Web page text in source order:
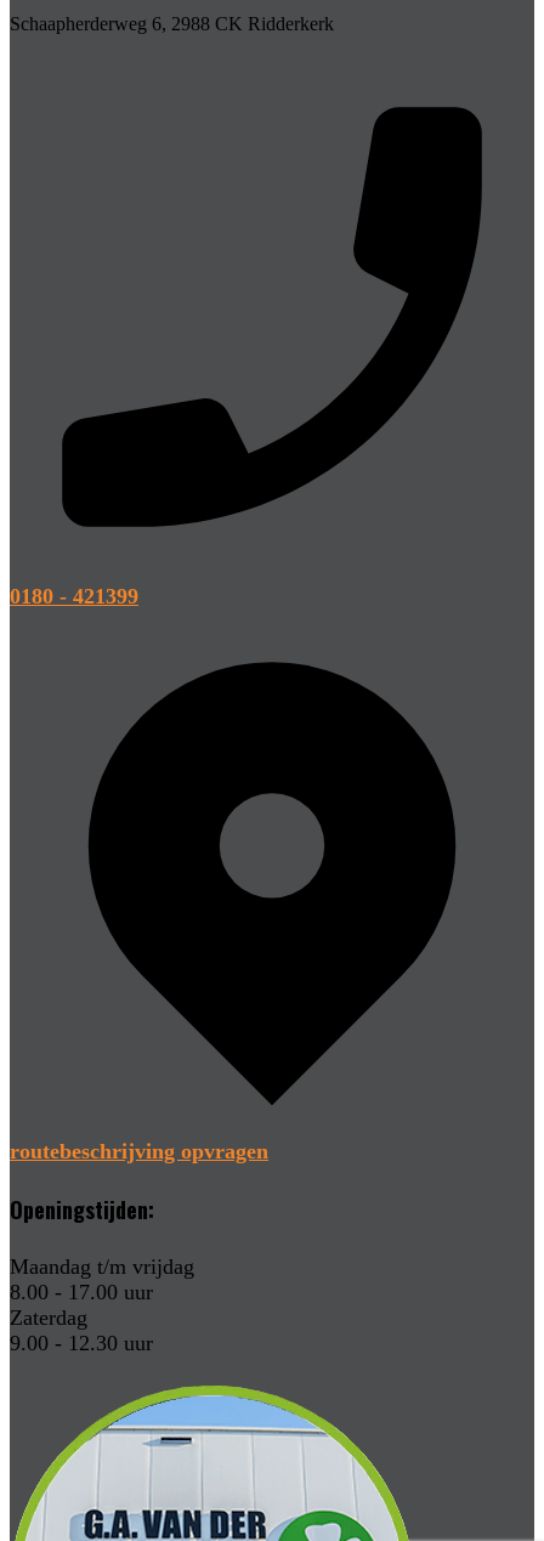
Schaapherderweg 6, 2988 CK Ridderkerk
0180 - 421399
routebeschrijving opvragen
Openingstijden:
Maandag t/m vrijdag
8.00 - 17.00 uur
Zaterdag
9.00 - 12.30 uur